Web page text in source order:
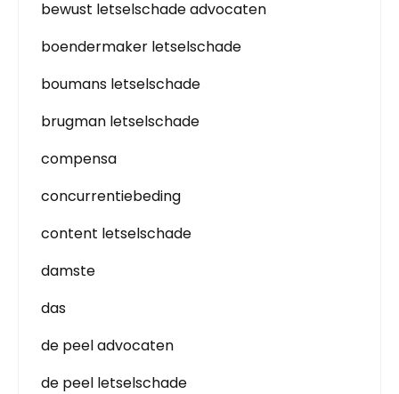
bewust letselschade advocaten
boendermaker letselschade
boumans letselschade
brugman letselschade
compensa
concurrentiebeding
content letselschade
damste
das
de peel advocaten
de peel letselschade